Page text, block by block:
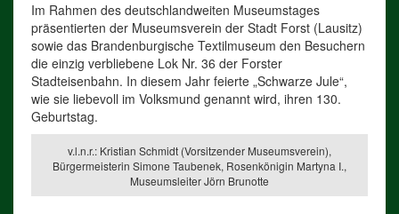
Im Rahmen des deutschlandweiten Museumstages
präsentierten der Museumsverein der Stadt Forst (Lausitz)
sowie das Brandenburgische Textilmuseum den Besuchern
die einzig verbliebene Lok Nr. 36 der Forster
Stadteisenbahn. In diesem Jahr feierte „Schwarze Jule“,
wie sie liebevoll im Volksmund genannt wird, ihren 130.
Geburtstag.
v.l.n.r.: Kristian Schmidt (Vorsitzender Museumsverein),
Bürgermeisterin Simone Taubenek, Rosenkönigin Martyna I.,
Museumsleiter Jörn Brunotte